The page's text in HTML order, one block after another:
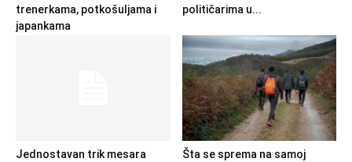
trenerkama, potkošuljama i
japankama
političarima u...
Jednostavan trik mesara
Šta se sprema na samoj